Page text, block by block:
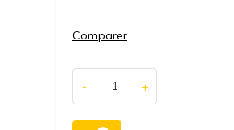
Comparer
- +